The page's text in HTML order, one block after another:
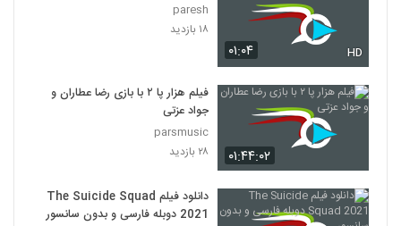
۰۱:۰۴ HD
paresh
۱۸ بازدید
۰۱:۴۴:۰۲
فیلم هزار پا ۲ با بازی رضا عطاران و
جواد عزتی
parsmusic
۲۸ بازدید
دانلود فیلم The Suicide Squad
2021 دوبله فارسی و بدون سانسور